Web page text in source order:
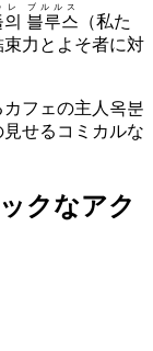
의 블루스
レ ブルルス
（私た
力とよそ者に対
フェの主人옥분
見せるコミカルな
クなアク